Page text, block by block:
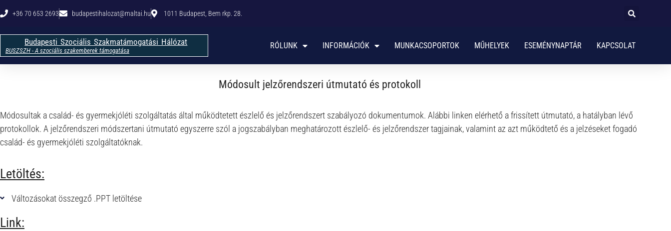
+36 70 653 2693 budapestihalozat@maltai.hu​ 1011 Budapest, Bem rkp. 28. ​
Budapesti Szociális Szakmatámogatási Hálózat
BUSZSZH - A szociális szakemberek támogatása
RÓLUNK INFORMÁCIÓK MUNKACSOPORTOK MŰHELYEK ESEMÉNYNAPTÁR KAPCSOLAT
Módosult jelzőrendszeri útmutató és protokoll
Módosultak a család- és gyermekjóléti szolgáltatás által működtetett észlelő és jelzőrendszert szabályozó dokumentumok. Alábbi linken elérhető a frissített útmutató, a hatályban lévő
protokollok. A jelzőrendszeri módszertani útmutató egyszerre szól a jogszabályban meghatározott észlelő- és jelzőrendszer tagjainak, valamint az azt működtető és a jelzéseket fogadó
család- és gyermekjóléti szolgáltatóknak.
Letöltés:
Változásokat összegző .PPT letöltése
Link: